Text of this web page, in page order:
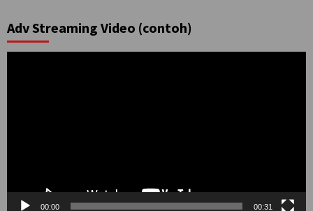
Adv Streaming Video (contoh)
00:00 00:31